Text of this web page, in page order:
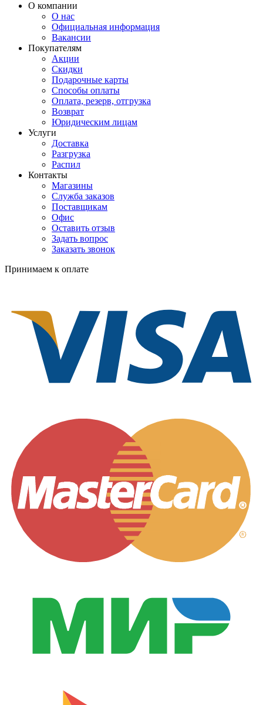
О компании
О нас
Официальная информация
Вакансии
Покупателям
Акции
Скидки
Подарочные карты
Способы оплаты
Оплата, резерв, отгрузка
Возврат
Юридическим лицам
Услуги
Доставка
Разгрузка
Распил
Контакты
Магазины
Служба заказов
Поставщикам
Офис
Оставить отзыв
Задать вопрос
Заказать звонок
Принимаем к оплате